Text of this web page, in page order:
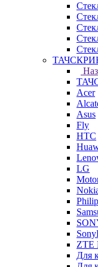
Acer
Asus
Fly
HTC
LG
ZTE
Для